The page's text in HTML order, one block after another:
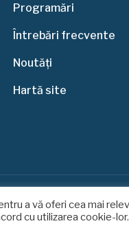
Programări
Întrebări frecvente
Noutăți
Hartă site
©
a vă oferi cea mai
cu utilizarea cookie-lor.